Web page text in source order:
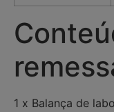
1 x Balança de